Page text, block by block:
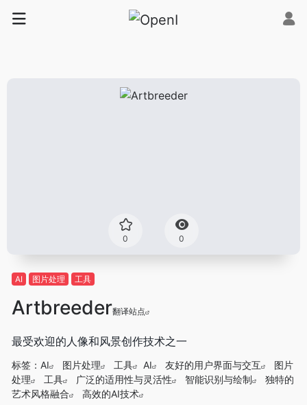
0 0
AI 图片处理 工具
Artbreeder翻译站点
最受欢迎的人像和风景创作技术之一
标签： AI 图片处理 工具 AI 友好的用户界面与交互
图片
处理
工具 广泛的适用性与灵活性 智能识别与绘制
独特的
艺术风格融合
高效的AI技术